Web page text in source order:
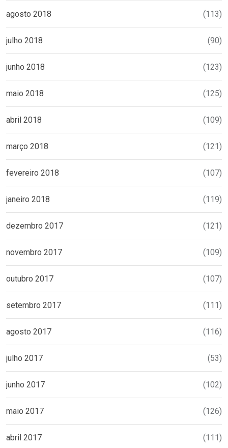
agosto 2018 (113)
julho 2018 (90)
junho 2018 (123)
maio 2018 (125)
abril 2018 (109)
março 2018 (121)
fevereiro 2018 (107)
janeiro 2018 (119)
dezembro 2017 (121)
novembro 2017 (109)
outubro 2017 (107)
setembro 2017 (111)
agosto 2017 (116)
julho 2017 (53)
junho 2017 (102)
maio 2017 (126)
abril 2017 (111)